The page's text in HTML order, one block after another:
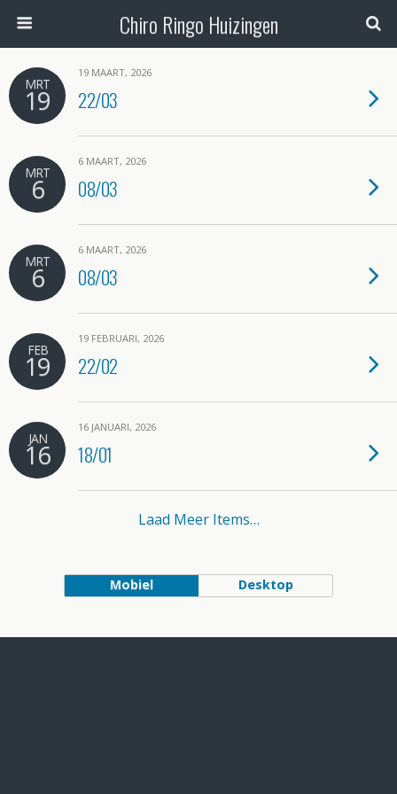
Chiro Ringo Huizingen
MRT
19
19 MAART, 2026
22/03
MRT
6
6 MAART, 2026
08/03
MRT
6
6 MAART, 2026
08/03
FEB
19
19 FEBRUARI, 2026
22/02
JAN
16
16 JANUARI, 2026
18/01
Laad Meer Items…
Mobiel Desktop